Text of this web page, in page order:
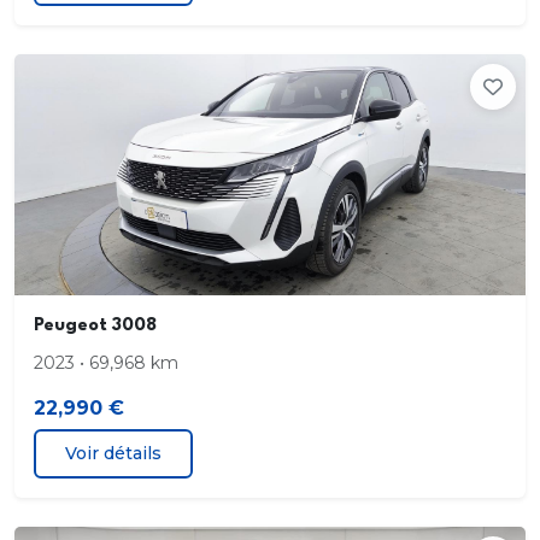
Capucine
Cloison pleine fixe
Côté passager : Boîte à gants fermée et réfrigérée
basse
Détecteur de sous gonflage
Essuie-vitre AV Magic Wash
Peugeot 3008
2023 • 69,968 km
22,990 €
Voir détails